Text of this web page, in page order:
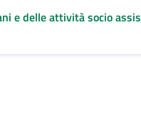
e delle attività socio